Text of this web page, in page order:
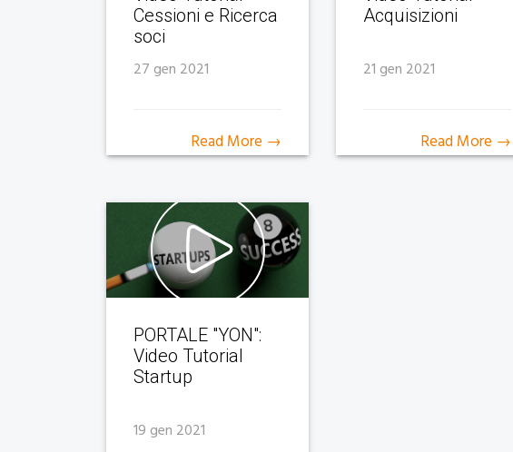
Cessioni e Ricerca
soci
27 gen 2021
Read More →
Acquisizioni
21 gen 2021
Read More →
PORTALE "YON":
Video Tutorial
Startup
19 gen 2021